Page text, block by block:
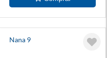
Nana 9